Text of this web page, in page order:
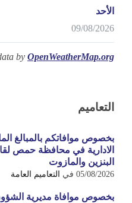
الأحد
09/08/2026
by OpenWeatherMap.org
التعاميم
بخصوص موافاتكم بالمبالغ
الادارية في محافظة حمص
البنزين والمازوت
05/08/2026 في التعاميم العامة
بخصوص موافاة مديرية